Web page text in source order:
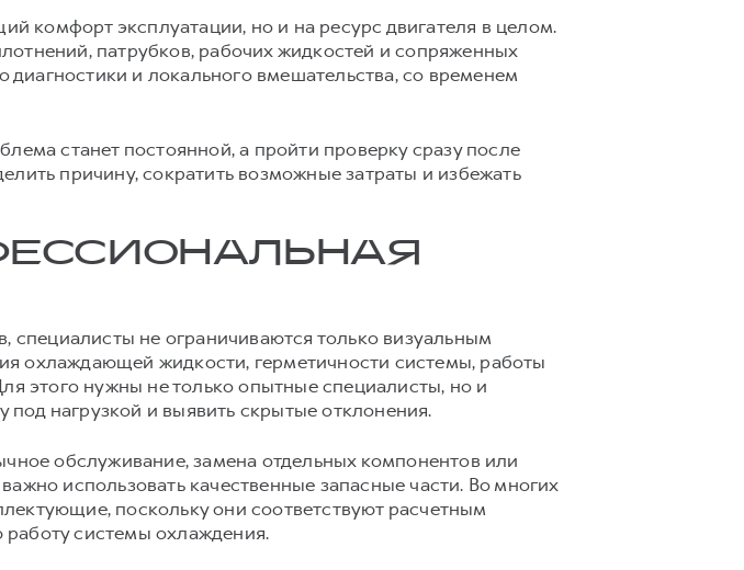
комфорт эксплуатации, но и на ресурс двигателя в целом.
патрубков, рабочих жидкостей и сопряженных
диагностики и локального вмешательства, со временем
станет постоянной, а пройти проверку сразу после
причину, сократить возможные затраты и избежать
специалисты не ограничиваются только визуальным
охлаждающей жидкости, герметичности системы, работы
этого нужны не только опытные специалисты, но и
нагрузкой и выявить скрытые отклонения.
обслуживание, замена отдельных компонентов или
использовать качественные запасные части. Во многих
поскольку они соответствуют расчетным
системы охлаждения.